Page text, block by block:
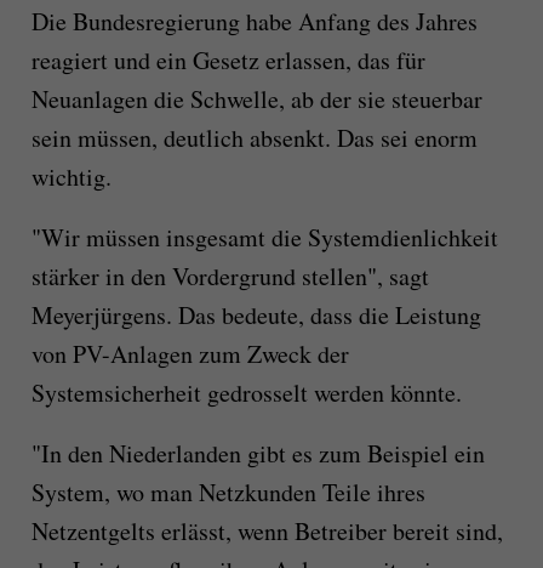
Die Bundesregierung habe Anfang des Jahres
reagiert und ein Gesetz erlassen, das für
Neuanlagen die Schwelle, ab der sie steuerbar
sein müssen, deutlich absenkt. Das sei enorm
wichtig.
"Wir müssen insgesamt die Systemdienlichkeit
stärker in den Vordergrund stellen", sagt
Meyerjürgens. Das bedeute, dass die Leistung
von PV-Anlagen zum Zweck der
Systemsicherheit gedrosselt werden könnte.
"In den Niederlanden gibt es zum Beispiel ein
System, wo man Netzkunden Teile ihres
Netzentgelts erlässt, wenn Betreiber bereit sind,